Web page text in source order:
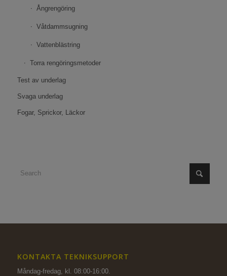
Ångrengöring
Våtdammsugning
Vattenblästring
Torra rengöringsmetoder
Test av underlag
Svaga underlag
Fogar, Sprickor, Läckor
KONTAKTA TEKNIKSUPPORT
Måndag-fredag, kl. 08:00-16:00.